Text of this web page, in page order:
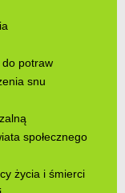
potraw
snu
społecznego
życia i śmierci